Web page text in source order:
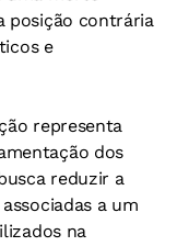
posição contrária
e
representa
dos
reduzir a
a um
na